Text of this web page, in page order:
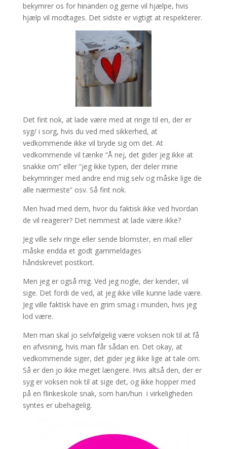
bekymrer os for hinanden og gerne vil hjælpe, hvis
hjælp vil modtages. Det sidste er vigtigt at respekterer.
Det fint nok, at lade være med at ringe til en, der er
syg/ i sorg, hvis du ved med sikkerhed, at
vedkommende ikke vil bryde sig om det. At
vedkommende vil tænke “Å nej, det gider jeg ikke at
snakke om” eller “jeg ikke typen, der deler mine
bekymringer med andre end mig selv og måske lige de
alle nærmeste” osv. Så fint nok.
Men hvad med dem, hvor du faktisk ikke ved hvordan
de vil reagerer? Det nemmest at lade være ikke?
Jeg ville selv ringe eller sende blomster, en mail eller
måske endda et godt gammeldages
håndskrevet postkort.
Men jeg er også mig. Ved jeg nogle, der kender, vil
sige. Det fordi de ved, at jeg ikke ville kunne lade være.
Jeg ville faktisk have en grim smag i munden, hvis jeg
lod være.
Men man skal jo selvfølgelig være voksen nok til at få
en afvisning, hvis man får sådan en. Det okay, at
vedkommende siger, det gider jeg ikke lige at tale om.
Så er den jo ikke meget længere. Hvis altså den, der er
syg er voksen nok til at sige det, og ikke hopper med
på en flinkeskole snak, som han/hun i virkeligheden
syntes er ubehagelig.